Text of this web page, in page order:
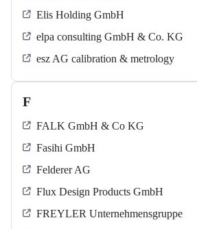
Elis Holding GmbH
elpa consulting GmbH & Co. KG
esz AG calibration & metrology
F
FALK GmbH & Co KG
Fasihi GmbH
Felderer AG
Flux Design Products GmbH
FREYLER Unternehmensgruppe